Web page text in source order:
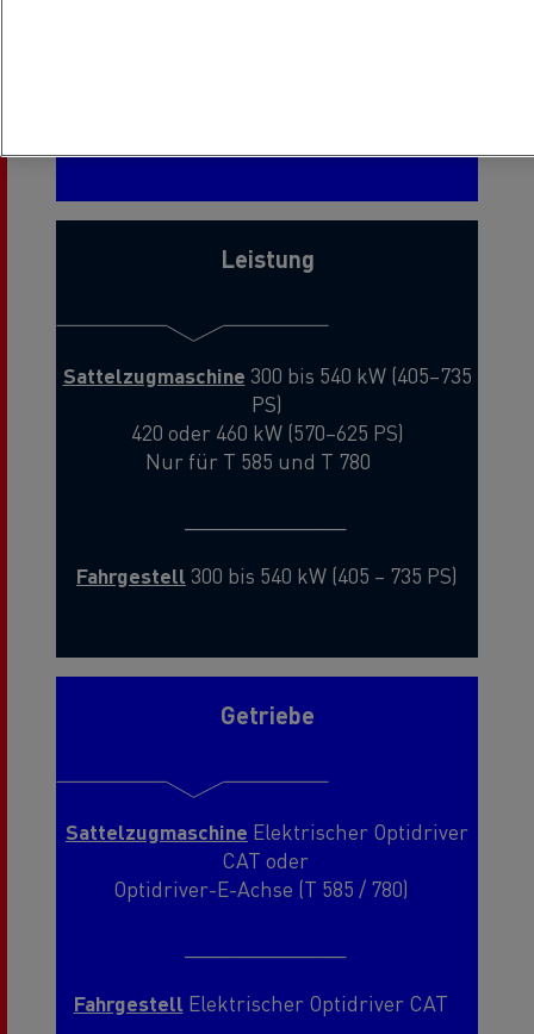
Leistung
Sattelzugmaschine 300 bis 540 kW (405–735
PS)
420 oder 460 kW (570–625 PS)
Nur für T 585 und T 780
Fahrgestell 300 bis 540 kW (405 – 735 PS)
Getriebe
Sattelzugmaschine Elektrischer Optidriver
CAT oder
Optidriver-E-Achse (T 585 / 780)
Fahrgestell Elektrischer Optidriver CAT